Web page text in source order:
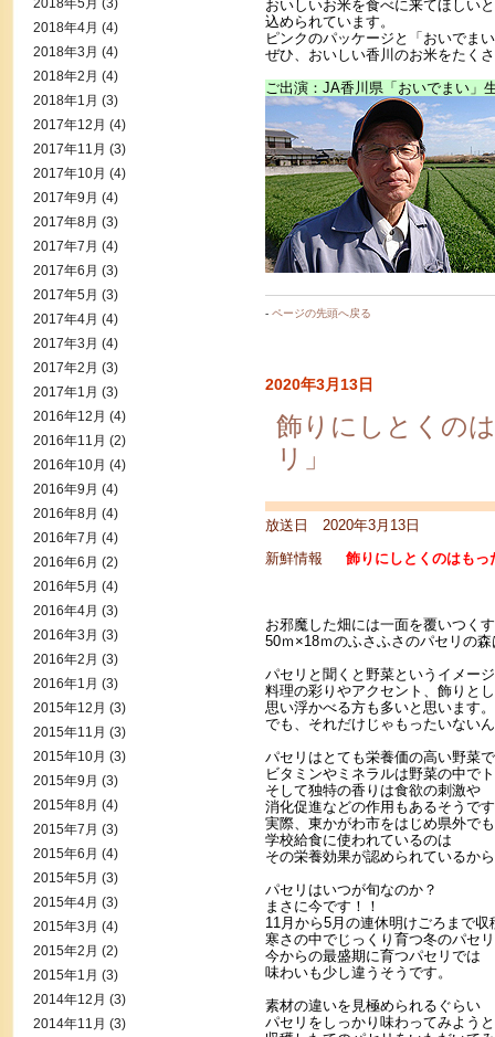
おいしいお米を食べに来てほしい
込められています。
ピンクのパッケージと「おいでま
ぜひ、おいしい香川のお米をたく
ご出演：JA香川県「おいでまい」
- ページの先頭へ戻る
2020年3月13日
飾りにしとくの
リ」
放送日 2020年3月13日
新鮮情報
飾りにしとくのはもっ
お邪魔した畑には一面を覆いつく
50ｍ×18ｍのふさふさのパセリの
パセリと聞くと野菜というイメー
料理の彩りやアクセント、飾りと
思い浮かべる方も多いと思います。
でも、それだけじゃもったいない
パセリはとても栄養価の高い野菜
ビタミンやミネラルは野菜の中で
そして独特の香りは食欲の刺激や
消化促進などの作用もあるそうで
実際、東かがわ市をはじめ県外でも
学校給食に使われているのは
その栄養効果が認められているか
パセリはいつが旬なのか？
まさに今です！！
11月から5月の連休明けごろまで収
寒さの中でじっくり育つ冬のパセ
今からの最盛期に育つパセリでは
味わいも少し違うそうです。
素材の違いを見極められるぐらい
パセリをしっかり味わってみようと
2018年5月 (3)
2018年4月 (4)
2018年3月 (4)
2018年2月 (4)
2018年1月 (3)
2017年12月 (4)
2017年11月 (3)
2017年10月 (4)
2017年9月 (4)
2017年8月 (3)
2017年7月 (4)
2017年6月 (3)
2017年5月 (3)
2017年4月 (4)
2017年3月 (4)
2017年2月 (3)
2017年1月 (3)
2016年12月 (4)
2016年11月 (2)
2016年10月 (4)
2016年9月 (4)
2016年8月 (4)
2016年7月 (4)
2016年6月 (2)
2016年5月 (4)
2016年4月 (3)
2016年3月 (3)
2016年2月 (3)
2016年1月 (3)
2015年12月 (3)
2015年11月 (3)
2015年10月 (3)
2015年9月 (3)
2015年8月 (4)
2015年7月 (3)
2015年6月 (4)
2015年5月 (3)
2015年4月 (3)
2015年3月 (4)
2015年2月 (2)
2015年1月 (3)
2014年12月 (3)
2014年11月 (3)